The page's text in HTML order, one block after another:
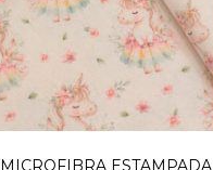
MICROFIBRA ESTAMPADA